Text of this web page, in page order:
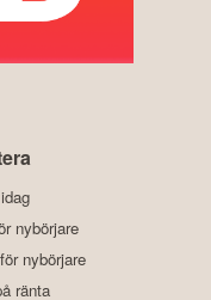
nybörjare
nybörjare
ränta